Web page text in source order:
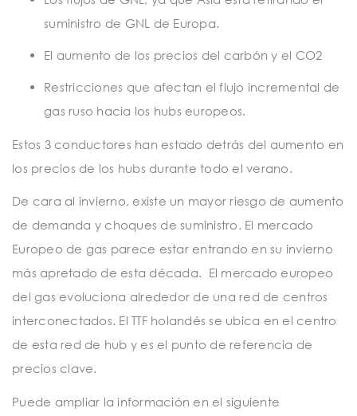
suministro de GNL de Europa.
El aumento de los precios del carbón y el CO2
Restricciones que afectan el flujo incremental de
gas ruso hacia los hubs europeos.
Estos 3 conductores han estado detrás del aumento en
los precios de los hubs durante todo el verano.
De cara al invierno, existe un mayor riesgo de aumento
de demanda y choques de suministro. El mercado
Europeo de gas parece estar entrando en su invierno
más apretado de esta década. El mercado europeo
del gas evoluciona alrededor de una red de centros
interconectados. El TTF holandés se ubica en el centro
de esta red de hub y es el punto de referencia de
precios clave.
Puede ampliar la información en el siguiente